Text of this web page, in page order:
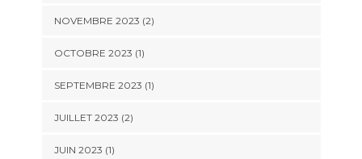
NOVEMBRE 2023 (2)
OCTOBRE 2023 (1)
SEPTEMBRE 2023 (1)
JUILLET 2023 (2)
JUIN 2023 (1)